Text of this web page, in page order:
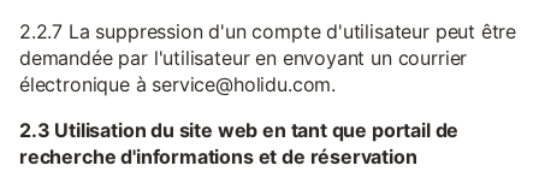
2.2.7 La suppression d'un compte d'utilisateur peut être
demandée par l'utilisateur en envoyant un courrier
électronique à service@holidu.com.
2.3 Utilisation du site web en tant que portail de
recherche d'informations et de réservation